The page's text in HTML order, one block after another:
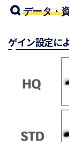
データ・
ゲイン設定に